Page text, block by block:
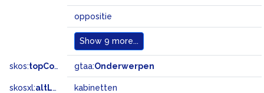
oppositie
Show 9 more...
skos:topConceptOf gtaa:Onderwerpen
skosxl:altLabel kabinetten